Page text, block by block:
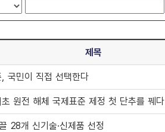
제목
국민이 직접 선택한다
원전 해체 국제표준 제정 첫 단추를 꿰다
28개 신기술·신제품 선정